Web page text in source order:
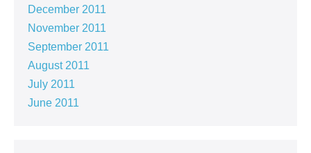
December 2011
November 2011
September 2011
August 2011
July 2011
June 2011